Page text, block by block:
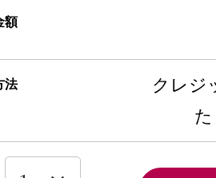
額
法
クレジ